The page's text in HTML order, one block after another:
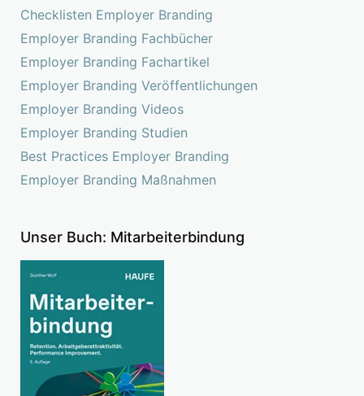
Checklisten Employer Branding
Employer Branding Fachbücher
Employer Branding Fachartikel
Employer Branding Veröffentlichungen
Employer Branding Videos
Employer Branding Studien
Best Practices Employer Branding
Employer Branding Maßnahmen
Unser Buch: Mitarbeiterbindung